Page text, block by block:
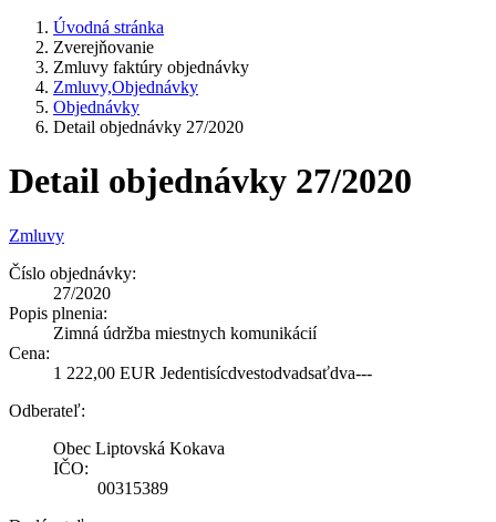
Úvodná stránka
Zverejňovanie
Zmluvy faktúry objednávky
Zmluvy,Objednávky
Objednávky
Detail objednávky 27/2020
Detail objednávky 27/2020
Zmluvy
Číslo objednávky:
27/2020
Popis plnenia:
Zimná údržba miestnych komunikácií
Cena:
1 222,00 EUR Jedentisícdvestodvadsaťdva---
Odberateľ:
Obec Liptovská Kokava
IČO:
00315389